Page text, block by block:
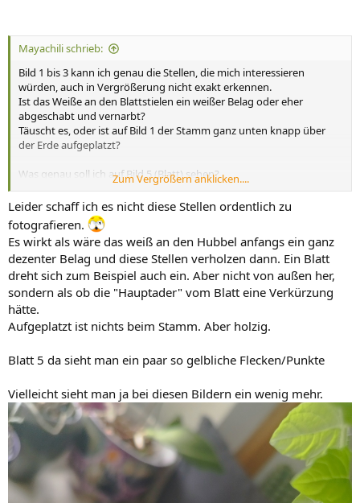
Mayachili schrieb:
Bild 1 bis 3 kann ich genau die Stellen, die mich interessieren
würden, auch in Vergrößerung nicht exakt erkennen.
Ist das Weiße an den Blattstielen ein weißer Belag oder eher
abgeschabt und vernarbt?
Täuscht es, oder ist auf Bild 1 der Stamm ganz unten knapp über
der Erde aufgeplatzt?
Was genau soll ich auf Bild 5 (Blatt) sehen?
Bild 6, sind das kleine erhabene weiße Hubbel unten am Stamm,
knapp über der Erde?
Zum Vergrößern anklicken....
Leider schaff ich es nicht diese Stellen ordentlich zu
fotografieren.
Es wirkt als wäre das weiß an den Hubbel anfangs ein ganz
dezenter Belag und diese Stellen verholzen dann. Ein Blatt
dreht sich zum Beispiel auch ein. Aber nicht von außen her,
sondern als ob die "Hauptader" vom Blatt eine Verkürzung
hätte.
Aufgeplatzt ist nichts beim Stamm. Aber holzig.
Blatt 5 da sieht man ein paar so gelbliche Flecken/Punkte
Vielleicht sieht man ja bei diesen Bildern ein wenig mehr.